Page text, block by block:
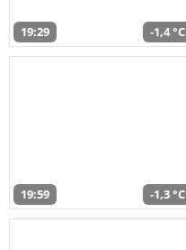
19:29 -1,4 °C
19:59 -1,3 °C